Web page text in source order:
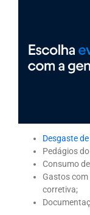
Desgaste
Pedágios
Consumo
Gastos
corretiva;